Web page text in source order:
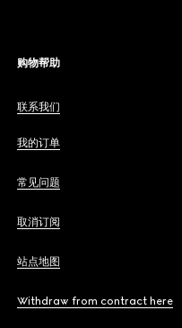
购物帮助
联系我们
我的订单
常见问题
取消订阅
站点地图
Withdraw from contract here